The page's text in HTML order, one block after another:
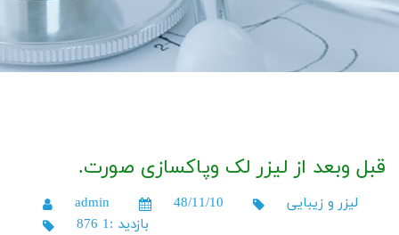
قبل وبعد از لیزر لک وپاکسازی صورت.
admin 48/11/10
لیزر و زیبایی
بازدید :1 876